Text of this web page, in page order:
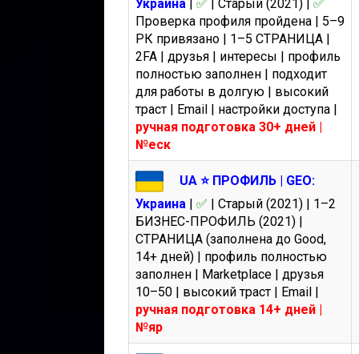
Украина ✅ | Старый (2021) | ✅
Проверка профиля пройдена | 5–9
РК привязано | 1–5 СТРАНИЦА |
2FA | друзья | интересы | профиль
полностью заполнен | подходит
для работы в долгую | высокий
траст | Email | настройки доступа |
ручная подготовка 30+ дней |
№еск
UA ⭐️ ПРОФИЛЬ | GEO:
Украина | ✅ | Старый (2021) | 1–2
БИЗНЕС-ПРОФИЛЬ (2021) |
СТРАНИЦА (заполнена до Good,
14+ дней) | профиль полностью
заполнен | Marketplace | друзья
10–50 | высокий траст | Email |
ручная подготовка 14+ дней |
№яр